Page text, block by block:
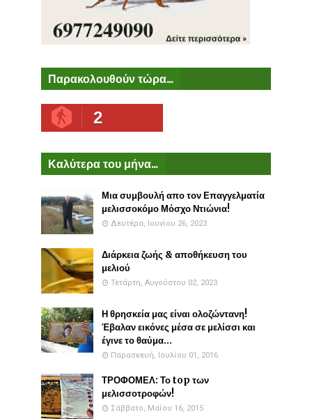
Παρακολουθούν τώρα...
2
Καλύτερα του μήνα...
Μια συμβουλή απο τον Επαγγελματία
μελισσοκόμο Μόσχο Ντιώνια!
Δευτέρα, Ιουνίου 26, 2023
Διάρκεια ζωής & αποθήκευση του
μελιού
Τετάρτη, Αυγούστου 02, 2023
Η θρησκεία μας είναι ολοζώντανη!
Έβαλαν εικόνες μέσα σε μελίσσι και
έγινε το θαύμα...
Παρασκευή, Ιουλίου 01, 2016
ΤΡΟΦΟΜΕΛ: Το top των
μελισσοτροφών!
Σάββατο, Μαΐου 16, 2015